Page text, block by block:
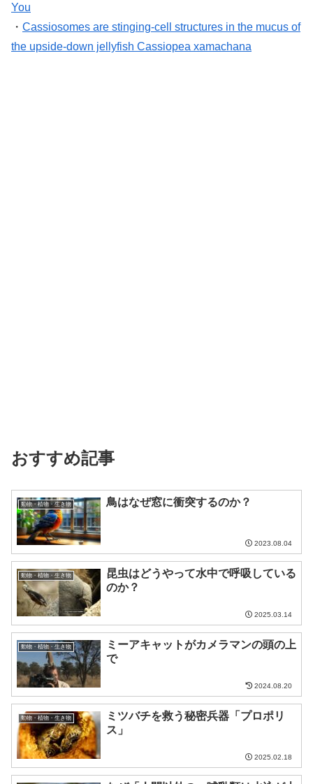
You
・ Cassiosomes are stinging-cell structures in the mucus of
the upside-down jellyfish Cassiopea xamachana
おすすめ記事
動物・植物・生き物 鳥はなぜ窓に衝突するのか？
2023.08.04
動物・植物・生き物
昆虫はどうやって水中で呼吸している
のか？
2025.03.14
動物・植物・生き物
ミーアキャットがカメラマンの頭の上
で
2024.08.20
動物・植物・生き物
ミツバチを救う秘密兵器「プロポリ
ス」
2025.02.18